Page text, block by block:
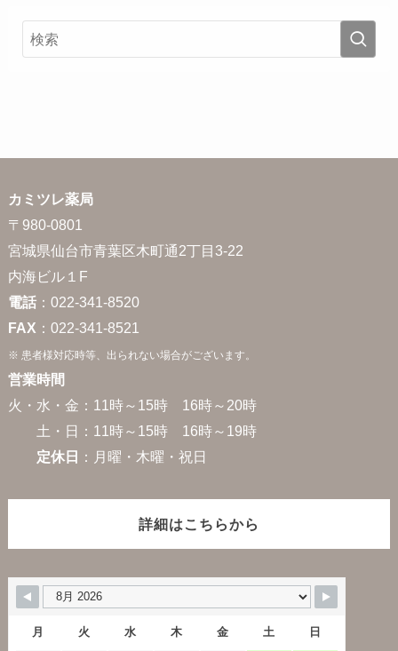
カミツレ薬局
〒980-0801
宮城県仙台市青葉区木町通2丁目3-22
内海ビル１F
電話：022-341-8520
FAX ：022-341-8521
※ 患者様対応時等、出られない場合がございます。
営業時間
火・水・金：11時～15時 16時～20時
土・日：11時～15時 16時～19時
定休日
：月曜・木曜・祝日
詳細はこちらから
月 火 水 木 金 土 日